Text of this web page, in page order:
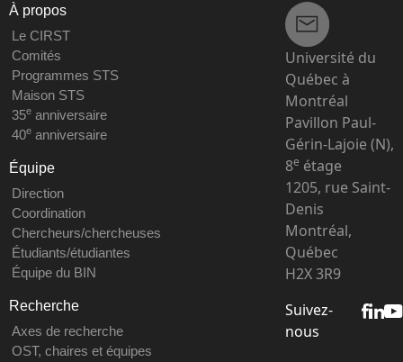
À propos
Le CIRST
Comités
Programmes STS
Maison STS
35eanniversaire
40eanniversaire
Équipe
Direction
Coordination
Chercheurs/chercheuses
Étudiants/étudiantes
Équipe du BIN
Recherche
Axes de recherche
OST, chaires et équipes
Université du
Québec à
Montréal
Pavillon Paul-
Gérin-Lajoie (N),
8e étage
1205, rue Saint-
Denis
Montréal,
Québec
H2X 3R9
Suivez-
nous